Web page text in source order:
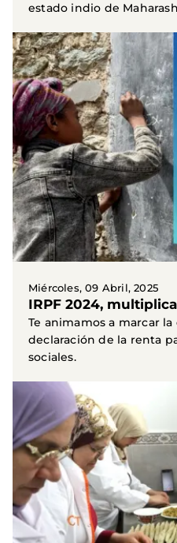
estado indio de
Miércoles, 09 Abril, 2025
IRPF 2024,
Te animamos a marcar
declaración de la renta
sociales.